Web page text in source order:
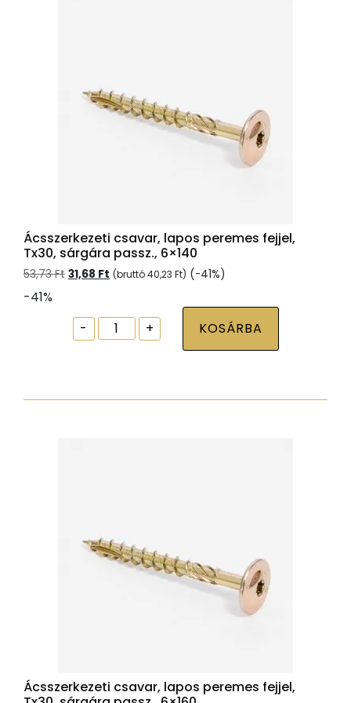
Ácsszerkezeti csavar, lapos peremes fejjel,
Tx30, sárgára passz., 6×140
53,73Ft Original
53,73 Ft.
31,68 Ft Current
31,68 Ft.
(bruttó40,23 Ft) (-41%)
-41%
-
Ácsszerkezeti
csavar,
fejjel,
+ KOSÁRBA
Ácsszerkezeti csavar, lapos peremes fejjel,